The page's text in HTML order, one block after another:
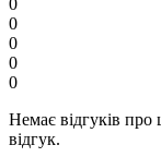
0
0
0
0
Немає відгуків про
відгук.